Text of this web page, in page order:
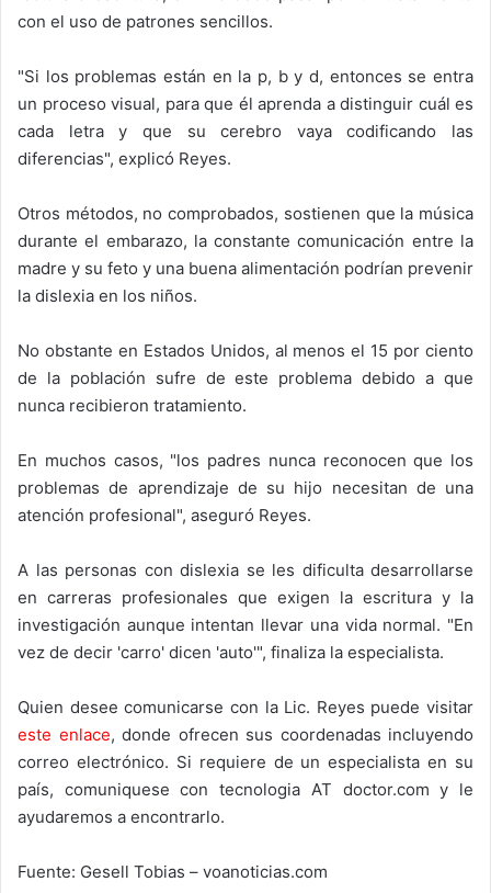
con el uso de patrones sencillos.
"Si los problemas están en la p, b y d, entonces se entra
un proceso visual, para que él aprenda a distinguir cuál es
cada letra y que su cerebro vaya codificando las
diferencias", explicó Reyes.
Otros métodos, no comprobados, sostienen que la música
durante el embarazo, la constante comunicación entre la
madre y su feto y una buena alimentación podrían prevenir
la dislexia en los niños.
No obstante en Estados Unidos, al menos el 15 por ciento
de la población sufre de este problema debido a que
nunca recibieron tratamiento.
En muchos casos, "los padres nunca reconocen que los
problemas de aprendizaje de su hijo necesitan de una
atención profesional", aseguró Reyes.
A las personas con dislexia se les dificulta desarrollarse
en carreras profesionales que exigen la escritura y la
investigación aunque intentan llevar una vida normal. "En
vez de decir 'carro' dicen 'auto'", finaliza la especialista.
Quien desee comunicarse con la Lic. Reyes puede visitar
este enlace, donde ofrecen sus coordenadas incluyendo
correo electrónico. Si requiere de un especialista en su
país, comuniquese con tecnologia AT doctor.com y le
ayudaremos a encontrarlo.
Fuente: Gesell Tobias – voanoticias.com